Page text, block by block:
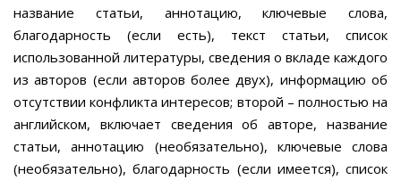
название статьи, аннотацию, ключевые слова,
благодарность (если есть), текст статьи, список
использованной литературы, сведения о вкладе каждого
из авторов (если авторов более двух), информацию об
отсутствии конфликта интересов; второй – полностью на
английском, включает сведения об авторе, название
статьи, аннотацию (необязательно), ключевые слова
(необязательно), благодарность (если имеется), список